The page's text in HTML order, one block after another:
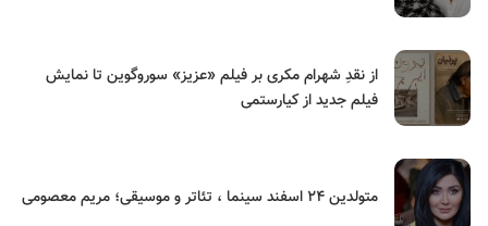
از نقدِ شهرام مکری بر فیلم «عزیز» سوروگوین تا نمایش
فیلم جدید از کیارستمی
متولدین ۲۴ اسفند سینما ، تئاتر و موسیقی؛ مریم معصومی